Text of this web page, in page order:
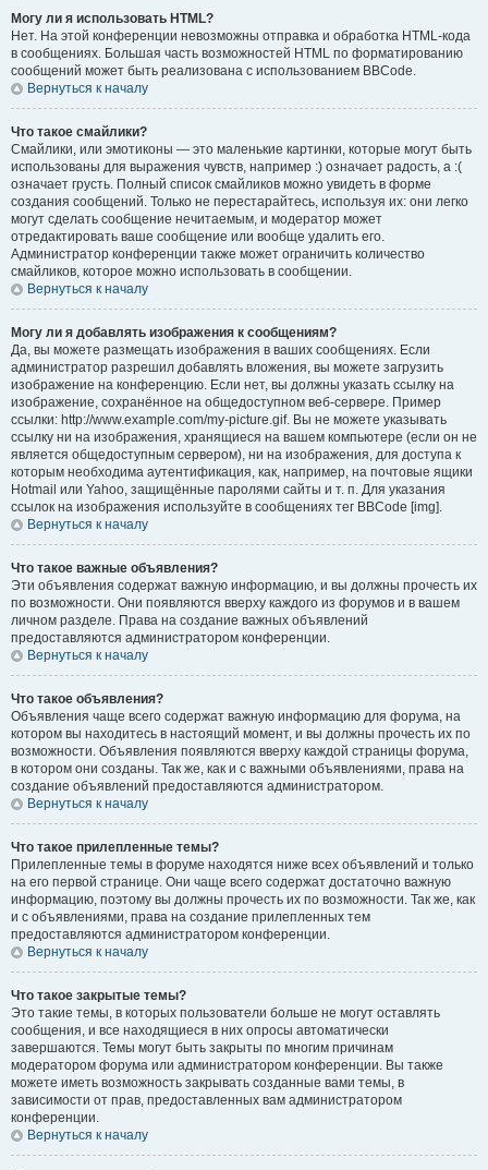
Могу ли я использовать HTML?
Нет. На этой конференции невозможны отправка и обработка HTML-кода
в сообщениях. Большая часть возможностей HTML по форматированию
сообщений может быть реализована с использованием BBCode.
Вернуться к началу
Что такое смайлики?
Смайлики, или эмотиконы — это маленькие картинки, которые могут быть
использованы для выражения чувств, например :) означает радость, а :(
означает грусть. Полный список смайликов можно увидеть в форме
создания сообщений. Только не перестарайтесь, используя их: они легко
могут сделать сообщение нечитаемым, и модератор может
отредактировать ваше сообщение или вообще удалить его.
Администратор конференции также может ограничить количество
смайликов, которое можно использовать в сообщении.
Вернуться к началу
Могу ли я добавлять изображения к сообщениям?
Да, вы можете размещать изображения в ваших сообщениях. Если
администратор разрешил добавлять вложения, вы можете загрузить
изображение на конференцию. Если нет, вы должны указать ссылку на
изображение, сохранённое на общедоступном веб-сервере. Пример
ссылки: http://www.example.com/my-picture.gif. Вы не можете указывать
ссылку ни на изображения, хранящиеся на вашем компьютере (если он не
является общедоступным сервером), ни на изображения, для доступа к
которым необходима аутентификация, как, например, на почтовые ящики
Hotmail или Yahoo, защищённые паролями сайты и т. п. Для указания
ссылок на изображения используйте в сообщениях тег BBCode [img].
Вернуться к началу
Что такое важные объявления?
Эти объявления содержат важную информацию, и вы должны прочесть их
по возможности. Они появляются вверху каждого из форумов и в вашем
личном разделе. Права на создание важных объявлений
предоставляются администратором конференции.
Вернуться к началу
Что такое объявления?
Объявления чаще всего содержат важную информацию для форума, на
котором вы находитесь в настоящий момент, и вы должны прочесть их по
возможности. Объявления появляются вверху каждой страницы форума,
в котором они созданы. Так же, как и с важными объявлениями, права на
создание объявлений предоставляются администратором.
Вернуться к началу
Что такое прилепленные темы?
Прилепленные темы в форуме находятся ниже всех объявлений и только
на его первой странице. Они чаще всего содержат достаточно важную
информацию, поэтому вы должны прочесть их по возможности. Так же, как
и с объявлениями, права на создание прилепленных тем
предоставляются администратором конференции.
Вернуться к началу
Что такое закрытые темы?
Это такие темы, в которых пользователи больше не могут оставлять
сообщения, и все находящиеся в них опросы автоматически
завершаются. Темы могут быть закрыты по многим причинам
модератором форума или администратором конференции. Вы также
можете иметь возможность закрывать созданные вами темы, в
зависимости от прав, предоставленных вам администратором
конференции.
Вернуться к началу